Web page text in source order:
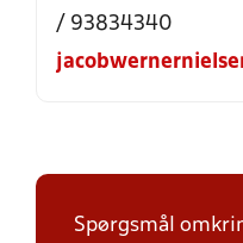
/ 93834340
Spørgsmål